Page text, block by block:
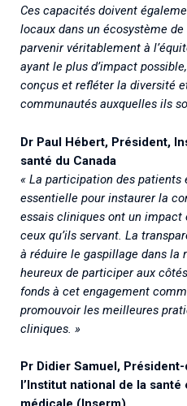
Ces capacités doivent
locaux dans un écosystème
parvenir véritablement à
ayant le plus d’impact
conçus et refléter la diversité
communautés auxquelles ils
Dr Paul Hébert, Président,
santé du Canada
« La participation des patients
essentielle pour instaurer la
essais cliniques ont un impact
ceux qu’ils servant. La
à réduire le gaspillage dans la
heureux de participer aux
fonds à cet engagement
promouvoir les meilleures
cliniques. »
Pr Didier Samuel,
l’Institut national de la